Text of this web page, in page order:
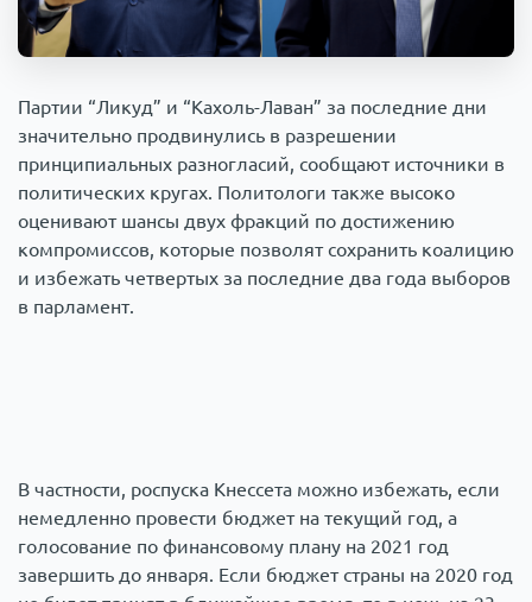
Происшествия
Армия
1000 мелочей
Партии “Ликуд” и “Кахоль-Лаван” за последние дни
значительно продвинулись в разрешении
принципиальных разногласий, сообщают источники в
политических кругах. Политологи также высоко
оценивают шансы двух фракций по достижению
компромиссов, которые позволят сохранить коалицию
и избежать четвертых за последние два года выборов
в парламент.
В частности, роспуска Кнессета можно избежать, если
немедленно провести бюджет на текущий год, а
голосование по финансовому плану на 2021 год
завершить до января. Если бюджет страны на 2020 год